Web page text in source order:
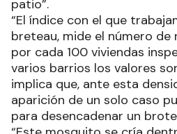
patio”.
“El índice con el que
breteau, mide el número
por cada 100 viviendas
varios barrios los valores
implica que, ante esta
aparición de un solo caso
para desencadenar un